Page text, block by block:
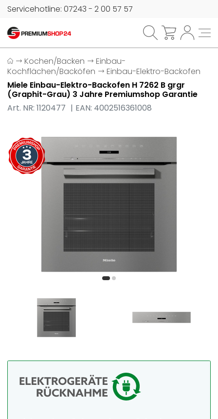
Servicehotline: 07243 - 2 00 57 57
Kochen/Backen
Einbau-
Kochflächen/Backöfen
Einbau-Elektro-Backofen
Miele Einbau-Elektro-Backofen H 7262 B grgr
(Graphit-Grau) 3 Jahre Premiumshop Garantie
Art. NR: 1120477
EAN: 4002516361008